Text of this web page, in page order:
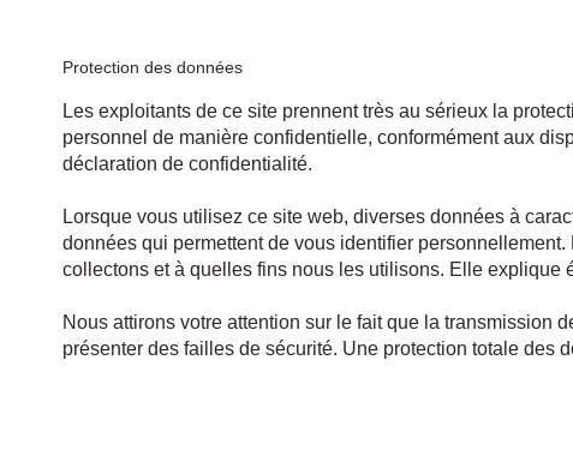
Protection des données
Les exploitants de ce site prennent très au sérieux la
personnel de manière confidentielle, conformément aux
déclaration de confidentialité.
Lorsque vous utilisez ce site web, diverses données à
données qui permettent de vous identifier
collectons et à quelles fins nous les utilisons. Elle explique
Nous attirons votre attention sur le fait que la transmission
présenter des failles de sécurité. Une protection totale des